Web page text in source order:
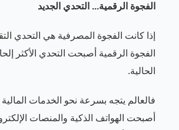
الفجوة الرقمية... التحدي الجديد
إذا كانت الفجوة المصرفية هي التحدي
الفجوة الرقمية أصبحت التحدي الأكثر
الحالية.
فالعالم يتجه بسرعة نحو الخدمات
أصبحت الهواتف الذكية والمنصات